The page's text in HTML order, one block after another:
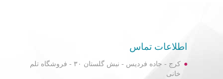
اطلاعات تماس
کرج - جاده فردیس - نبش گلستان ۳۰ - فروشگاه تلم
خانی